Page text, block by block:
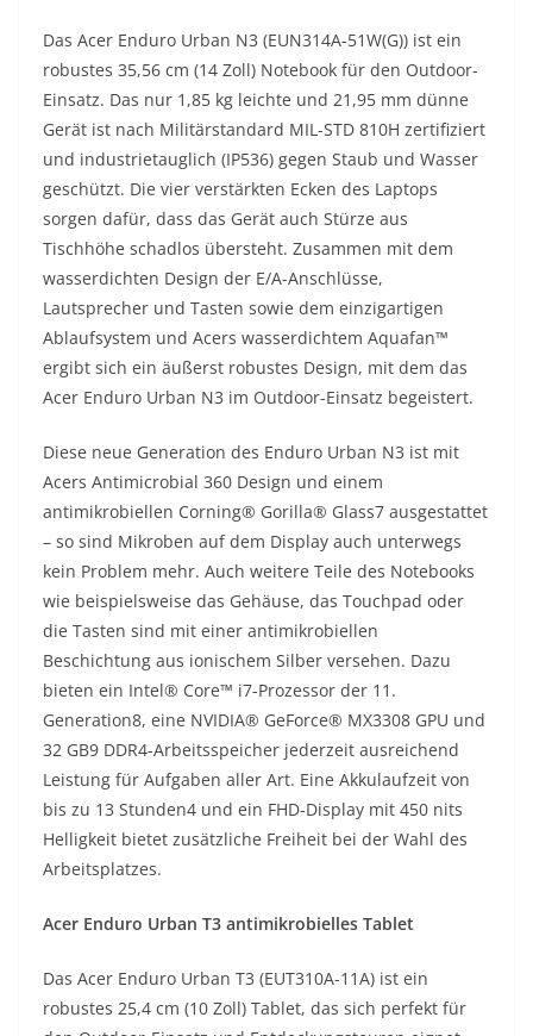
Das Acer Enduro Urban N3 (EUN314A-51W(G)) ist ein
robustes 35,56 cm (14 Zoll) Notebook für den Outdoor-
Einsatz. Das nur 1,85 kg leichte und 21,95 mm dünne
Gerät ist nach Militärstandard MIL-STD 810H zertifiziert
und industrietauglich (IP536) gegen Staub und Wasser
geschützt. Die vier verstärkten Ecken des Laptops
sorgen dafür, dass das Gerät auch Stürze aus
Tischhöhe schadlos übersteht. Zusammen mit dem
wasserdichten Design der E/A-Anschlüsse,
Lautsprecher und Tasten sowie dem einzigartigen
Ablaufsystem und Acers wasserdichtem Aquafan™
ergibt sich ein äußerst robustes Design, mit dem das
Acer Enduro Urban N3 im Outdoor-Einsatz begeistert.
Diese neue Generation des Enduro Urban N3 ist mit
Acers Antimicrobial 360 Design und einem
antimikrobiellen Corning® Gorilla® Glass7 ausgestattet
– so sind Mikroben auf dem Display auch unterwegs
kein Problem mehr. Auch weitere Teile des Notebooks
wie beispielsweise das Gehäuse, das Touchpad oder
die Tasten sind mit einer antimikrobiellen
Beschichtung aus ionischem Silber versehen. Dazu
bieten ein Intel® Core™ i7-Prozessor der 11.
Generation8, eine NVIDIA® GeForce® MX3308 GPU und
32 GB9 DDR4-Arbeitsspeicher jederzeit ausreichend
Leistung für Aufgaben aller Art. Eine Akkulaufzeit von
bis zu 13 Stunden4 und ein FHD-Display mit 450 nits
Helligkeit bietet zusätzliche Freiheit bei der Wahl des
Arbeitsplatzes.
Acer Enduro Urban T3 antimikrobielles Tablet
Das Acer Enduro Urban T3 (EUT310A-11A) ist ein
robustes 25,4 cm (10 Zoll) Tablet, das sich perfekt für